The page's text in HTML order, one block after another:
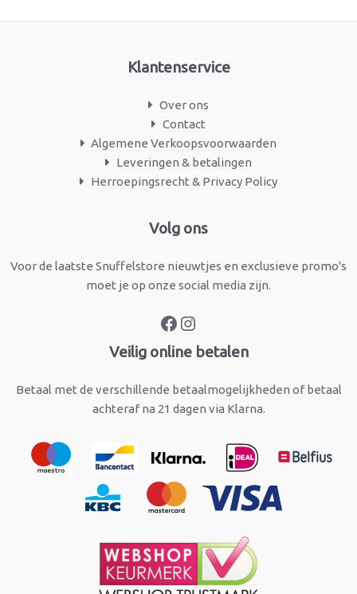
Klantenservice
Over ons
Contact
Algemene Verkoopsvoorwaarden
Leveringen & betalingen
Herroepingsrecht & Privacy Policy
Volg ons
Voor de laatste Snuffelstore nieuwtjes en exclusieve promo's
moet je op onze social media zijn.
Facebook
Veilig online betalen
Betaal met de verschillende betaalmogelijkheden of betaal
achteraf na 21 dagen via Klarna.